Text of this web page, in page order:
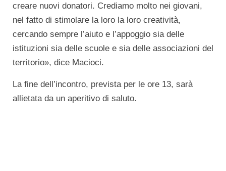
creare nuovi donatori. Crediamo molto nei giovani,
nel fatto di stimolare la loro la loro creatività,
cercando sempre l’aiuto e l’appoggio sia delle
istituzioni sia delle scuole e sia delle associazioni del
territorio», dice Macioci.
La fine dell’incontro, prevista per le ore 13, sarà
allietata da un aperitivo di saluto.